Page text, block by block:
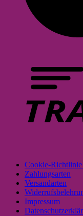
Cookie-
Zahlungsarten
Versandarten
Impressum